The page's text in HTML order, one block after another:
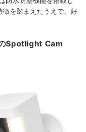
徴を踏まえたうえで、好
Spotlight Cam